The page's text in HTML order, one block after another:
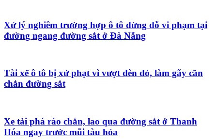
Xử lý nghiêm trường hợp ô tô dừng đỗ vi phạm tại
đường ngang đường sắt ở Đà Nẵng
Tài xế ô tô bị xử phạt vì vượt đèn đỏ, làm gãy cần
chắn đường sắt
Xe tải phá rào chắn, lao qua đường sắt ở Thanh
Hóa ngay trước mũi tàu hỏa